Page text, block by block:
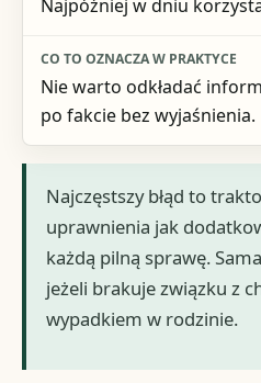
Najpóźniej w dniu
Nie warto odkładać
po fakcie bez wyjaśnienia.
Najczęstszy błąd to
uprawnienia jak
każdą pilną sprawę.
jeżeli brakuje związku z
wypadkiem w rodzinie.